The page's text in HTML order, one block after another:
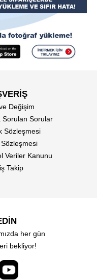
Değişim
Sorulan Sorular
Sözleşmesi
Sözleşmesi
Veriler Kanunu
Takip
her gün
bekliyor!